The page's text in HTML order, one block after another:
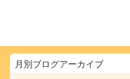
月別ブログアーカイブ